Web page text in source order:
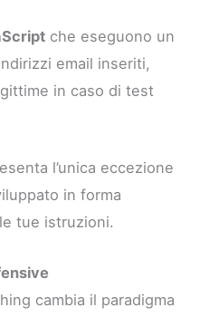
che eseguono un
email inseriti,
in caso di test
l’unica eccezione
in forma
tue istruzioni.
cambia il paradigma